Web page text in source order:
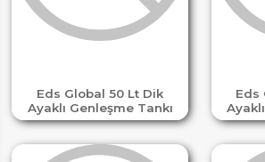
Eds Global 50 Lt Dik
Ayaklı Genleşme Tankı
Eds